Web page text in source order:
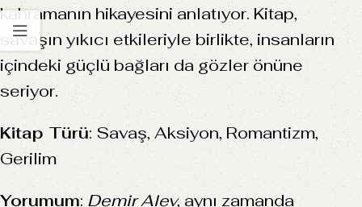
kahramanın hikayesini anlatıyor. Kitap,
savaşın yıkıcı etkileriyle birlikte, insanların
içindeki güçlü bağları da gözler önüne
seriyor.
Kitap Türü: Savaş, Aksiyon, Romantizm,
Gerilim
Yorumum: Demir Alev, aynı zamanda